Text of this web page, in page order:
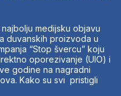
medijsku objavu
duvanskih proizvoda u
“Stop švercu” koju
oporezivanje (UIO) i
godine na nagradni
Kako su svi pristigli